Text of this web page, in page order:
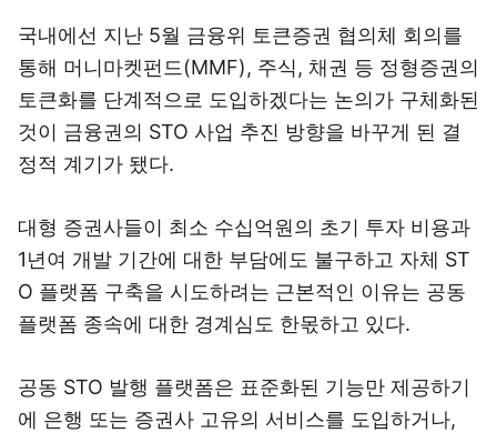
국내에선 지난 5월 금융위 토큰증권 협의체 회의를
통해 머니마켓펀드(MMF), 주식, 채권 등 정형증권의
토큰화를 단계적으로 도입하겠다는 논의가 구체화된
것이 금융권의 STO 사업 추진 방향을 바꾸게 된 결
정적 계기가 됐다.
대형 증권사들이 최소 수십억원의 초기 투자 비용과
1년여 개발 기간에 대한 부담에도 불구하고 자체 ST
O 플랫폼 구축을 시도하려는 근본적인 이유는 공동
플랫폼 종속에 대한 경계심도 한몫하고 있다.
공동 STO 발행 플랫폼은 표준화된 기능만 제공하기
에 은행 또는 증권사 고유의 서비스를 도입하거나,